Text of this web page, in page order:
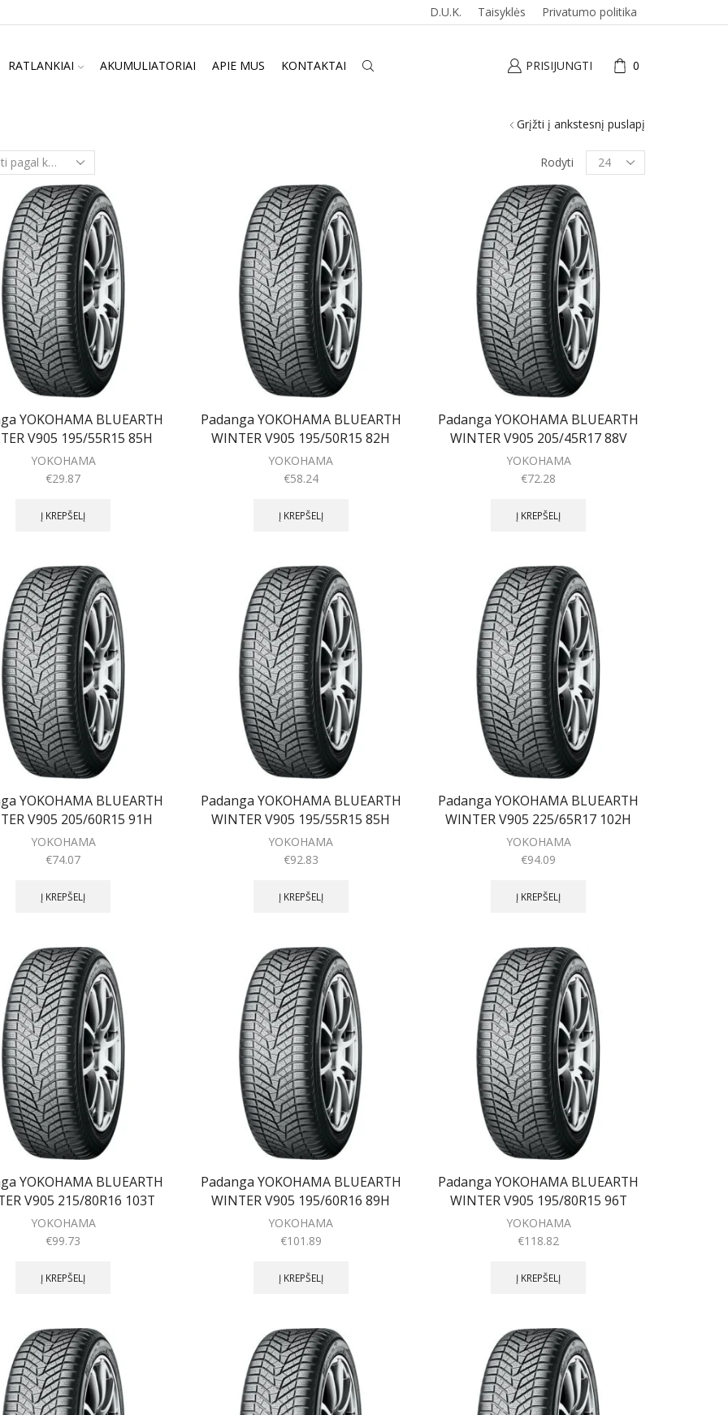
D.U.K. Taisyklės Privatumo politika
RATLANKIAI AKUMULIATORIAI APIE MUS KONTAKTAI PRISIJUNGTI 0
Grįžti į ankstesnį puslapį
Rodyti
Produktai
puslapyje
YOKOHAMA BLUEARTH
V905 195/55R15 85H
YOKOHAMA
€29.87
Į KREPŠELĮ
Padanga YOKOHAMA BLUEARTH
WINTER V905 195/50R15 82H
YOKOHAMA
€58.24
Į KREPŠELĮ
Padanga YOKOHAMA BLUEARTH
WINTER V905 205/45R17 88V
YOKOHAMA
€72.28
Į KREPŠELĮ
YOKOHAMA BLUEARTH
V905 205/60R15 91H
YOKOHAMA
€74.07
Į KREPŠELĮ
Padanga YOKOHAMA BLUEARTH
WINTER V905 195/55R15 85H
YOKOHAMA
€92.83
Į KREPŠELĮ
Padanga YOKOHAMA BLUEARTH
WINTER V905 225/65R17 102H
YOKOHAMA
€94.09
Į KREPŠELĮ
YOKOHAMA BLUEARTH
V905 215/80R16 103T
YOKOHAMA
€99.73
Į KREPŠELĮ
Padanga YOKOHAMA BLUEARTH
WINTER V905 195/60R16 89H
YOKOHAMA
€101.89
Į KREPŠELĮ
Padanga YOKOHAMA BLUEARTH
WINTER V905 195/80R15 96T
YOKOHAMA
€118.82
Į KREPŠELĮ